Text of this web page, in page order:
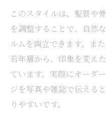
性派パーマ
理容室で納得
スパイキーアフロな
理容室選びで変
このスタイルは、髪質や
を調整することで、自然
ルムを両立できます。ま
若年層から、印象を変え
ています。実際にオーダ
ジを写真や雑誌で伝える
りやすいです。